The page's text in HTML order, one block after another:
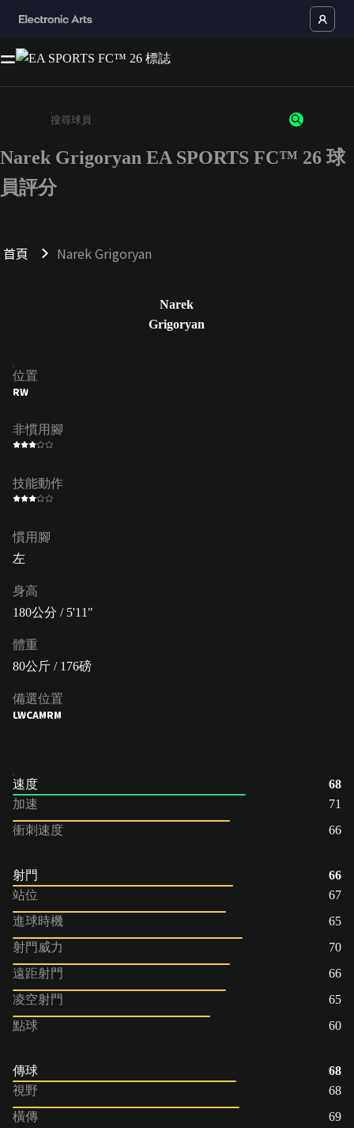
請輸入至少 3 個字元或數字
Narek Grigoryan EA SPORTS FC™ 26 球
員評分
首頁 Narek Grigoryan
Narek
Grigoryan
位置
RW
非慣用腳
技能動作
慣用腳
左
身高
180公分 / 5'11"
體重
80公斤 / 176磅
備選位置
LWCAMRM
速度
68
加速
71
衝刺速度
66
射門
66
站位
67
進球時機
65
射門威力
70
遠距射門
66
凌空射門
65
點球
60
傳球
68
視野
68
橫傳
69